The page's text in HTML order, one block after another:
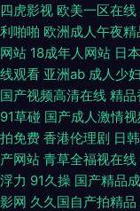
女优天堂在线 爱豆传媒
91泰国大片 www91曰本
站 91vv视频 成人va网
馆自拍 人人肏屄网 亚
合色中色 91大片 成人福
四虎影视 欧美一区在线
利啪啪 欧洲成人午夜精
网站 18成年人网站 日
线观看 亚洲ab 成人少
国产视频高清在线 精品
91草碰 国产成人激情视
拍免费 香港伦理剧 日
产网站 青草全福视在线
浮力 91久操 国产精品
影网 久久国自产拍精品